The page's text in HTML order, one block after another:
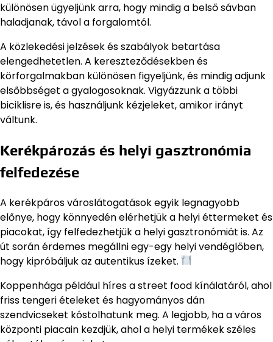
különösen ügyeljünk arra, hogy mindig a belső sávban
haladjanak, távol a forgalomtól.
A közlekedési jelzések és szabályok betartása
elengedhetetlen. A kereszteződésekben és
körforgalmakban különösen figyeljünk, és mindig adjunk
elsőbbséget a gyalogosoknak. Vigyázzunk a többi
biciklisre is, és használjunk kézjeleket, amikor irányt
váltunk.
Kerékpározás és helyi gasztronómia
felfedezése
A kerékpáros városlátogatások egyik legnagyobb
előnye, hogy könnyedén elérhetjük a helyi éttermeket és
piacokat, így felfedezhetjük a helyi gasztronómiát is. Az
út során érdemes megállni egy-egy helyi vendéglőben,
hogy kipróbáljuk az autentikus ízeket.
Koppenhága például híres a street food kínálatáról, ahol
friss tengeri ételeket és hagyományos dán
szendvicseket kóstolhatunk meg. A legjobb, ha a város
központi piacain kezdjük, ahol a helyi termékek széles